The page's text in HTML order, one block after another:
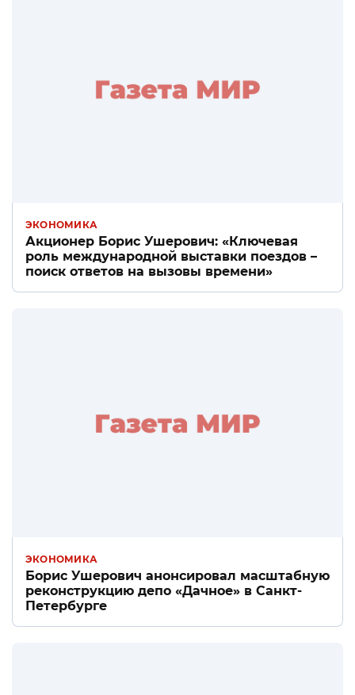
ЭКОНОМИКА
Акционер Борис Ушерович: «Ключевая
роль международной выставки поездов –
поиск ответов на вызовы времени»
ЭКОНОМИКА
Борис Ушерович анонсировал масштабную
реконструкцию депо «Дачное» в Санкт-
Петербурге